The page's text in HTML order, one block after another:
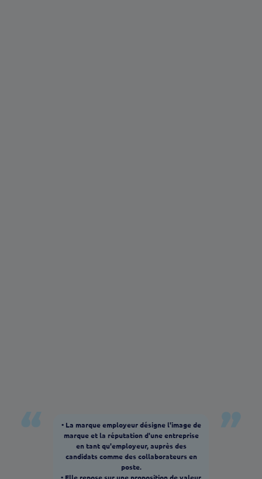
• La marque employeur désigne l'image de
marque et la réputation d'une entreprise
en tant qu'employeur, auprès des
candidats comme des collaborateurs en
poste.